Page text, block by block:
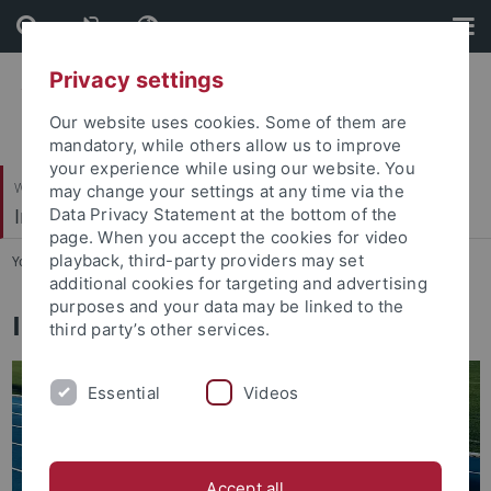
Skip
to
content
Skip
to
footer
Wirtschafts- und Sozialwissenschaftliche Fakultät
Institut für Sportwissenschaft
You are here: Startseite ... Institut
Institut für Sportwissenschaft
Privacy settings
Our website uses cookies. Some of them are
mandatory, while others allow us to improve
your experience while using our website. You
may change your settings at any time via the
Data Privacy Statement at the bottom of the
page. When you accept the cookies for video
playback, third-party providers may set
additional cookies for targeting and advertising
purposes and your data may be linked to the
third party’s other services.
Essential Videos